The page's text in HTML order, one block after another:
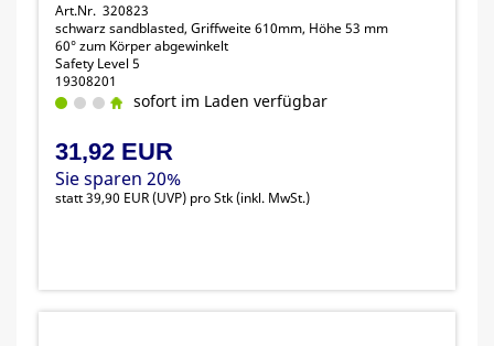
Art.Nr. 320823
schwarz sandblasted, Griffweite 610mm, Höhe 53 mm
60° zum Körper abgewinkelt
Safety Level 5
19308201
sofort im Laden verfügbar
31,92 EUR
Sie sparen 20%
statt39,90 EUR(UVP) pro Stk (inkl. MwSt.)